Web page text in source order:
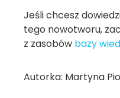
Jeśli chcesz
tego nowotworu,
z zasobów bazy
Autorka: Martyna